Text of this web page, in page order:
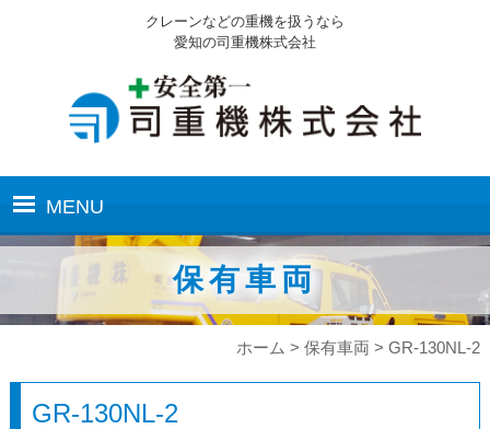
クレーンなどの重機を扱うなら
愛知の司重機株式会社
MENU
ホーム
業務内容
作業実績
保有車両
ホーム >保有車両 >GR-130NL-2
GR-130NL-2